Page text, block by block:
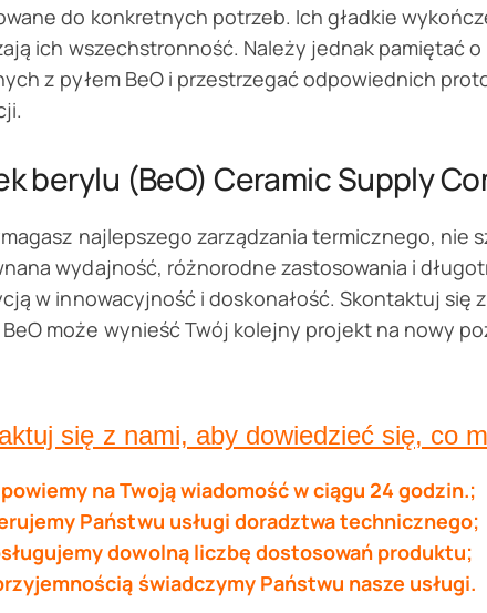
do konkretnych potrzeb. Ich gładkie
ich wszechstronność. Należy jednak pamiętać
z pyłem BeO i przestrzegać odpowiednich
berylu (BeO) Ceramic Supply
najlepszego zarządzania termicznego, nie
wydajność, różnorodne zastosowania i
w innowacyjność i doskonałość. Skontaktuj się
może wynieść Twój kolejny projekt na nowy
się z nami, aby dowiedzieć się, co
na Twoją wiadomość w ciągu 24 godzin.;
Państwu usługi doradztwa technicznego;
dowolną liczbę dostosowań produktu;
świadczymy Państwu nasze usługi.